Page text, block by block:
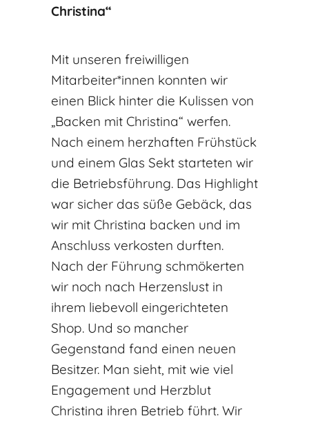
Christina“
Mit unseren freiwilligen
Mitarbeiter*innen konnten wir
einen Blick hinter die Kulissen von
„Backen mit Christina“ werfen.
Nach einem herzhaften Frühstück
und einem Glas Sekt starteten wir
die Betriebsführung. Das Highlight
war sicher das süße Gebäck, das
wir mit Christina backen und im
Anschluss verkosten durften.
Nach der Führung schmökerten
wir noch nach Herzenslust in
ihrem liebevoll eingerichteten
Shop. Und so mancher
Gegenstand fand einen neuen
Besitzer. Man sieht, mit wie viel
Engagement und Herzblut
Christina ihren Betrieb führt. Wir